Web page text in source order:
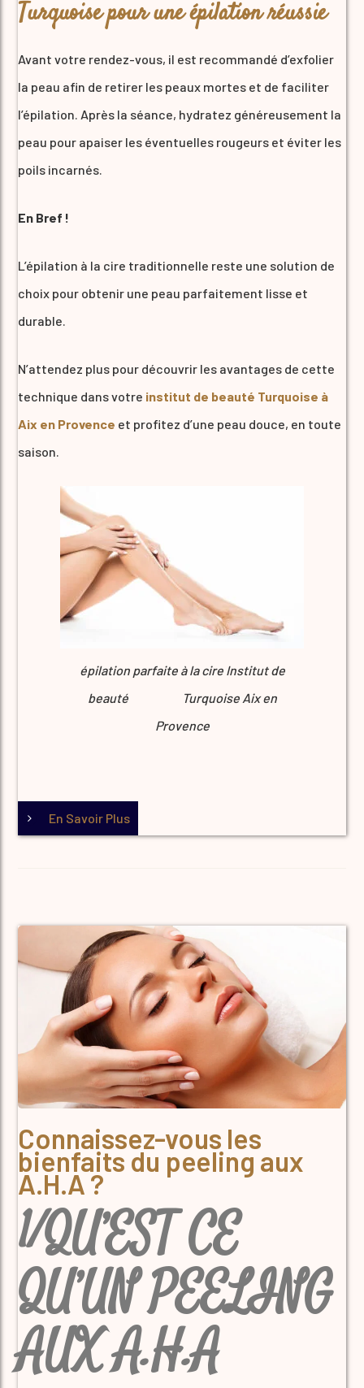
Turquoise pour une épilation réussie
Avant votre rendez-vous, il est recommandé d’exfolier
la peau afin de retirer les peaux mortes et de faciliter
l’épilation. Après la séance, hydratez généreusement la
peau pour apaiser les éventuelles rougeurs et éviter les
poils incarnés.
En Bref !
L’épilation à la cire traditionnelle reste une solution de
choix pour obtenir une peau parfaitement lisse et
durable.
N’attendez plus pour découvrir les avantages de cette
technique dans votre institut de beauté Turquoise à
Aix en Provence et profitez d’une peau douce, en toute
saison.
épilation parfaite à la cire Institut de
beauté Turquoise Aix en
Provence
En Savoir Plus
Connaissez-vous les
bienfaits du peeling aux
A.H.A ?
1/QU’EST CE
QU’UN PEELING
AUX A.H.A